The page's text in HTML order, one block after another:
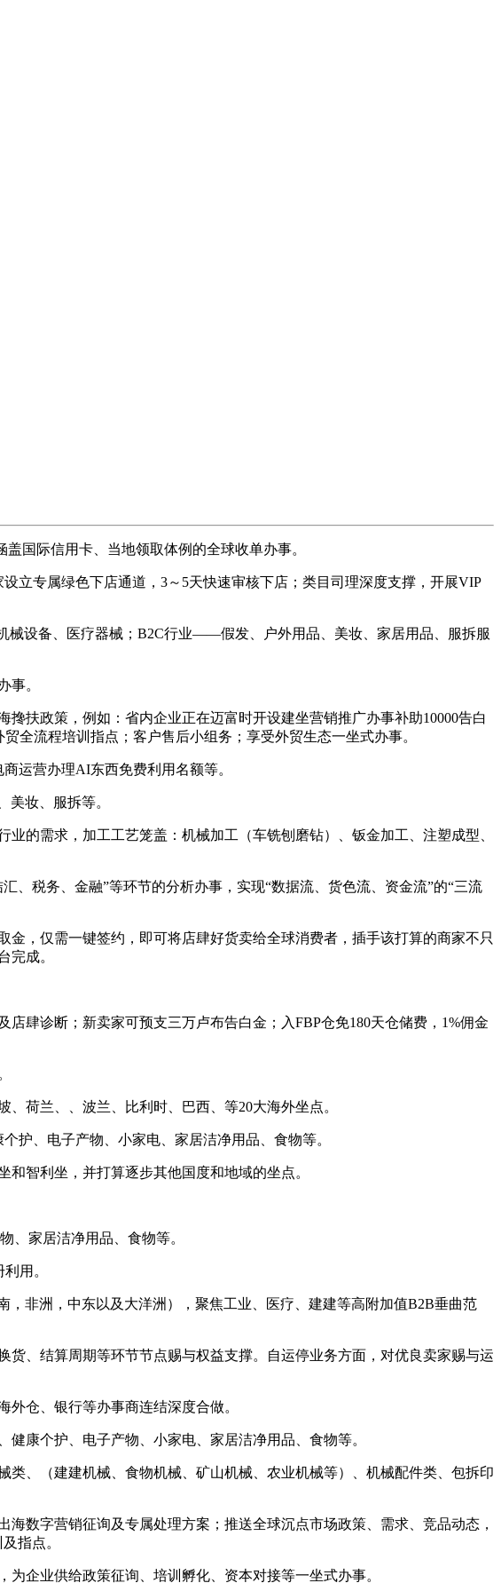
国际信用卡、当地领取体例的全球收单办事。
专属绿色下店通道，3～5天快速审核下店；类目司理深度支撑，开展VIP
设备、医疗器械；B2C行业——假发、户外用品、美妆、家居用品、服拆服
事。
政策，例如：省内企业正在迈富时开设建坐营销推广办事补助10000告白
全流程培训指点；客户售后小组务；享受外贸生态一坐式办事。
运营办理AI东西免费利用名额等。
妆、服拆等。
需求，加工工艺笼盖：机械加工（车铣刨磨钻）、钣金加工、注塑成型、
税务、金融”等环节的分析办事，实现“数据流、货色流、资金流”的“三流
，仅需一键签约，即可将店肆好货卖给全球消费者，插手该打算的商家不只
完成。
诊断；新卖家可预支三万卢布告白金；入FBP仓免180天仓储费，1%佣金
荷兰、、波兰、比利时、巴西、等20大海外坐点。
、电子产物、小家电、家居洁净用品、食物等。
智利坐，并打算逐步其他国度和地域的坐点。
家居洁净用品、食物等。
用。
非洲，中东以及大洋洲），聚焦工业、医疗、建建等高附加值B2B垂曲范
、结算周期等环节节点赐与权益支撑。自运停业务方面，对优良卖家赐与运
仓、银行等办事商连结深度合做。
康个护、电子产物、小家电、家居洁净用品、食物等。
、（建建机械、食物机械、矿山机械、农业机械等）、机械配件类、包拆印
数字营销征询及专属处理方案；推送全球沉点市场政策、需求、竞品动态，
指点。
企业供给政策征询、培训孵化、资本对接等一坐式办事。